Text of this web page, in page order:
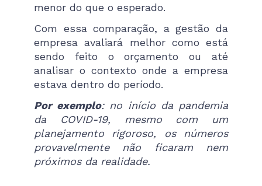
menor do que o esperado.
Com essa comparação, a gestão da
empresa avaliará melhor como está
sendo feito o orçamento ou até
analisar o contexto onde a empresa
estava dentro do período.
Por exemplo: no início da pandemia
da COVID-19, mesmo com um
planejamento rigoroso, os números
provavelmente não ficaram nem
próximos da realidade.